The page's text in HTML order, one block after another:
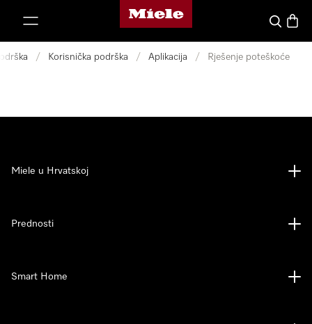
Miele početna stranica
Pretraga
/ Korisnička podrška / Aplikacija / Rješenje poteškoće
Miele u Hrvatskoj
Prednosti
Smart Home